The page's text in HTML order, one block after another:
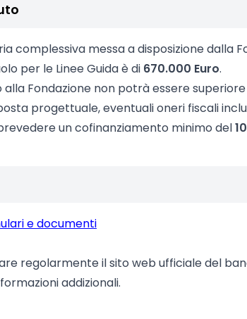
complessiva messa a disposizione dalla
per le Linee Guida è di 670.000 Euro.
Fondazione non potrà essere
progettuale, eventuali oneri fiscali
un cofinanziamento minimo del
e documenti
regolarmente il sito web ufficiale del
addizionali.